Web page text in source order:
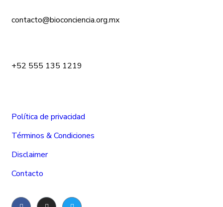
contacto@bioconciencia.org.mx
+52 555 135 1219
Política de privacidad
Términos & Condiciones
Disclaimer
Contacto